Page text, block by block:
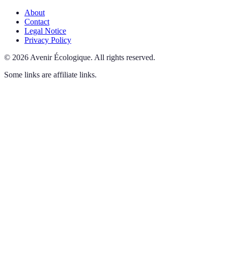
About
Contact
Legal Notice
Privacy Policy
© 2026Avenir Écologique. All rights reserved.
Some links are affiliate links.